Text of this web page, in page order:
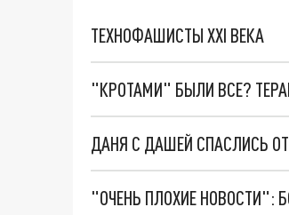
ТЕХНОФАШИСТЫ XXI ВЕКА
"КРОТАМИ" БЫЛИ ВСЕ?
ДАНЯ С ДАШЕЙ СПАСЛИСЬ